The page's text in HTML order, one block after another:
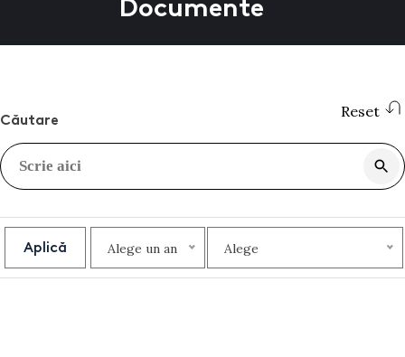
Documente
Căutare Reset
Alege
Alege un an
Aplică